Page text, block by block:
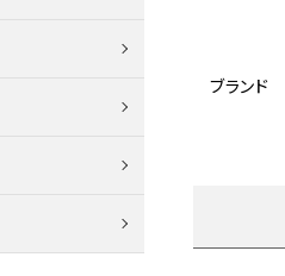
その他の
ブランド